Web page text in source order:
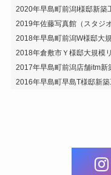
2020年早島町前潟I様邸新築
2019年佐藤写真館（スタジ
2018年早島町前潟W様邸大
2018年倉敷市Ｙ様邸大規模
2017年早島町前潟店舗itm新
2016年早島町早島T様邸新